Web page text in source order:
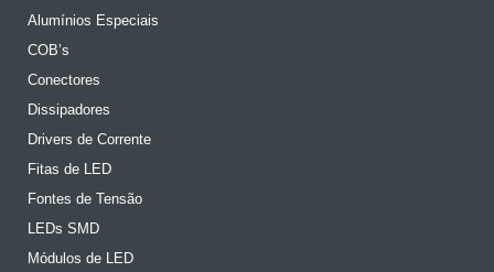
Alumínios Especiais
COB’s
Conectores
Dissipadores
Drivers de Corrente
Fitas de LED
Fontes de Tensão
LEDs SMD
Módulos de LED